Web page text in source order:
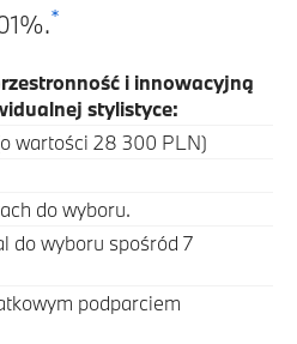
*
i innowacyjną
stylistyce:
wartości 28 300 PLN)
do wyboru.
do wyboru spośród 7
podparciem